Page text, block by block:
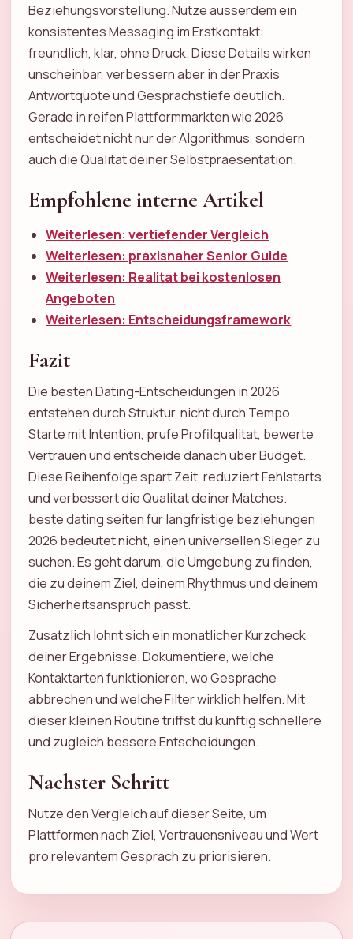
Beziehungsvorstellung. Nutze ausserdem ein
konsistentes Messaging im Erstkontakt:
freundlich, klar, ohne Druck. Diese Details wirken
unscheinbar, verbessern aber in der Praxis
Antwortquote und Gesprachstiefe deutlich.
Gerade in reifen Plattformmarkten wie 2026
entscheidet nicht nur der Algorithmus, sondern
auch die Qualitat deiner Selbstpraesentation.
Empfohlene interne Artikel
Weiterlesen: vertiefender Vergleich
Weiterlesen: praxisnaher Senior Guide
Weiterlesen: Realitat bei kostenlosen
Angeboten
Weiterlesen: Entscheidungsframework
Fazit
Die besten Dating-Entscheidungen in 2026
entstehen durch Struktur, nicht durch Tempo.
Starte mit Intention, prufe Profilqualitat, bewerte
Vertrauen und entscheide danach uber Budget.
Diese Reihenfolge spart Zeit, reduziert Fehlstarts
und verbessert die Qualitat deiner Matches.
beste dating seiten fur langfristige beziehungen
2026 bedeutet nicht, einen universellen Sieger zu
suchen. Es geht darum, die Umgebung zu finden,
die zu deinem Ziel, deinem Rhythmus und deinem
Sicherheitsanspruch passt.
Zusatzlich lohnt sich ein monatlicher Kurzcheck
deiner Ergebnisse. Dokumentiere, welche
Kontaktarten funktionieren, wo Gesprache
abbrechen und welche Filter wirklich helfen. Mit
dieser kleinen Routine triffst du kunftig schnellere
und zugleich bessere Entscheidungen.
Nachster Schritt
Nutze den Vergleich auf dieser Seite, um
Plattformen nach Ziel, Vertrauensniveau und Wert
pro relevantem Gesprach zu priorisieren.